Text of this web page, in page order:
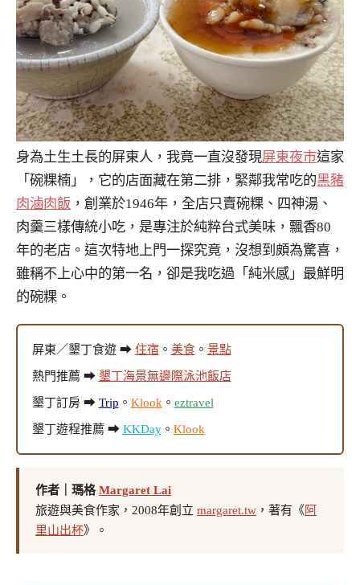
身為土生土長的屏東人，我竟一直沒發現屏東夜市這家
「碗粿楠」，它的店面藏在第二排，緊鄰我常吃的黑豬
肉滷肉飯 ，創業於1946年，全店只賣碗粿、四神湯、
肉羹三樣傳統小吃，是專注於純粹台式美味，飄香80
年的老店。這次特地上門一探究竟，沒想到頗為驚喜，
雖稱不上心中的第一名，卻是我吃過「純米感」最鮮明
的碗粿。
屏東／墾丁食遊 ➡ 住宿 。 美食。 景點
熱門推薦 ➡ 墾丁海景無邊際泳池飯店
墾丁訂房 ➡ Trip 。 Klook 。 eztravel
墾丁遊程推薦 ➡ KKDay。 Klook
作者｜瑪格Margaret Lai
旅遊與美食作家，2008年創立 margaret.tw ，著有《阿
里山出杯》。